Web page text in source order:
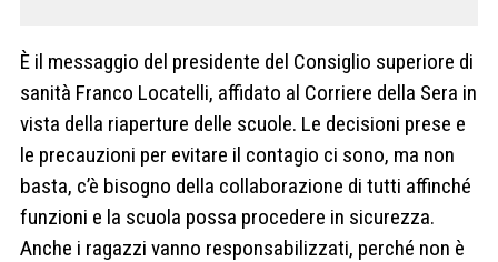
È il messaggio del presidente del Consiglio superiore di
sanità Franco Locatelli, affidato al Corriere della Sera in
vista della riaperture delle scuole. Le decisioni prese e
le precauzioni per evitare il contagio ci sono, ma non
basta, c’è bisogno della collaborazione di tutti affinché
funzioni e la scuola possa procedere in sicurezza.
Anche i ragazzi vanno responsabilizzati, perché non è